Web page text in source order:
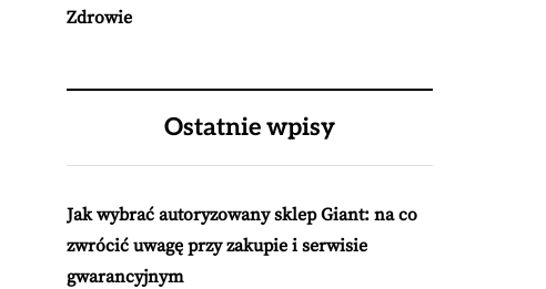
Zdrowie
Ostatnie wpisy
Jak wybrać autoryzowany sklep Giant: na co
zwrócić uwagę przy zakupie i serwisie
gwarancyjnym